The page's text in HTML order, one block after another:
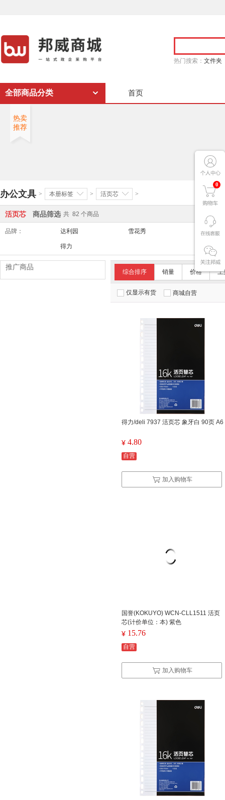
热门搜索： 文件夹
0
全部商品分类 首页
热卖
推荐
办公文具 > 本册标签 > 活页芯 >
活页芯 商品筛选 共 82 个商品
品牌： 达利园 雪花秀 舒适达/
得力
综合排序 销量 价格 上
仅显示有货 商城自营
得力/deli 7937 活页芯 象牙白 90页 A6
¥ 4.80
自营
加入购物车
国誉(KOKUYO) WCN-CLL1511 活页
芯(计价单位：本) 紫色
¥ 15.76
自营
加入购物车
推广商品